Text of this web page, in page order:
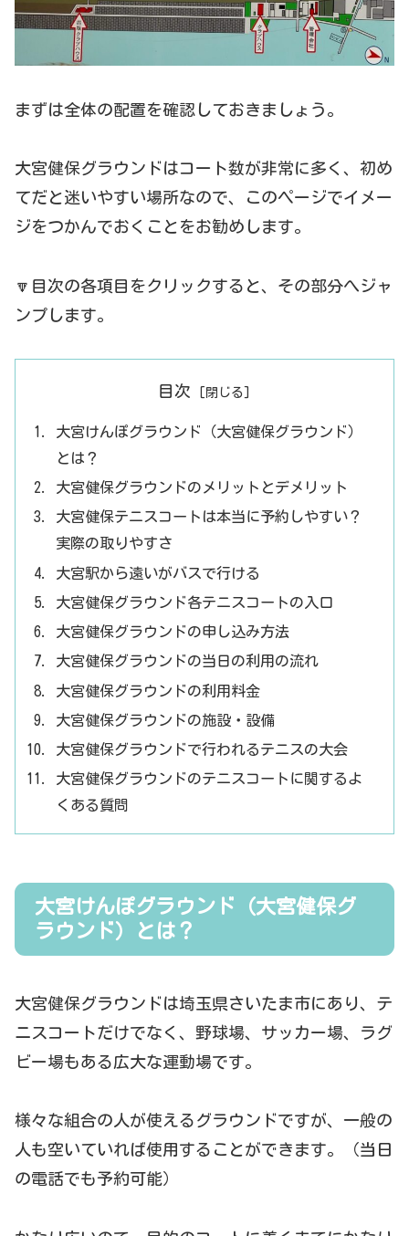
まずは全体の配置を確認しておきましょう。
大宮健保グラウンドはコート数が非常に多く、初め
てだと迷いやすい場所なので、このページでイメー
ジをつかんでおくことをお勧めします。
🔽目次の各項目をクリックすると、その部分へジャ
ンプします。
目次
大宮けんぽグラウンド（大宮健保グラウンド）
とは？
大宮健保グラウンドのメリットとデメリット
大宮健保テニスコートは本当に予約しやすい？
実際の取りやすさ
大宮駅から遠いがバスで行ける
大宮健保グラウンド各テニスコートの入口
大宮健保グラウンドの申し込み方法
大宮健保グラウンドの当日の利用の流れ
大宮健保グラウンドの利用料金
大宮健保グラウンドの施設・設備
大宮健保グラウンドで行われるテニスの大会
大宮健保グラウンドのテニスコートに関するよ
くある質問
大宮けんぽグラウンド（大宮健保グ
ラウンド）とは？
大宮健保グラウンドは埼玉県さいたま市にあり、テ
ニスコートだけでなく、野球場、サッカー場、ラグ
ビー場もある広大な運動場です。
様々な組合の人が使えるグラウンドですが、一般の
人も空いていれば使用することができます。（当日
の電話でも予約可能）